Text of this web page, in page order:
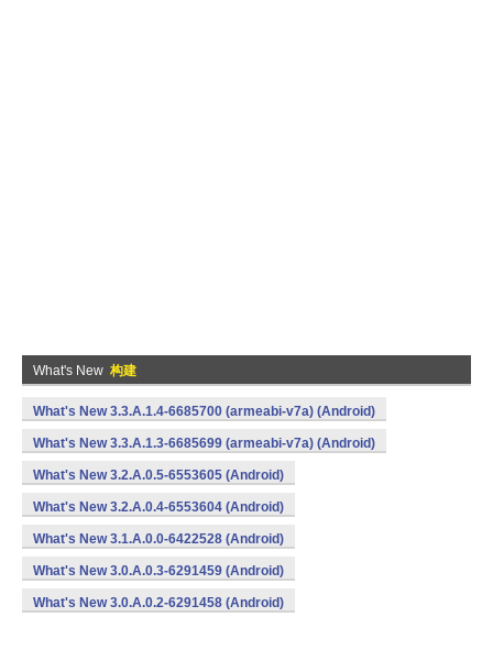
What's New 构建
What's New 3.3.A.1.4-6685700 (armeabi-v7a) (Android)
What's New 3.3.A.1.3-6685699 (armeabi-v7a) (Android)
What's New 3.2.A.0.5-6553605 (Android)
What's New 3.2.A.0.4-6553604 (Android)
What's New 3.1.A.0.0-6422528 (Android)
What's New 3.0.A.0.3-6291459 (Android)
What's New 3.0.A.0.2-6291458 (Android)